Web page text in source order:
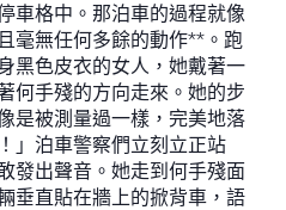
車格中。那泊車的過程就像
毫無任何多餘的動作**。跑
黑色皮衣的女人，她戴著一
何手殘的方向走來。她的步
是被測量過一樣，完美地落
」泊車警察們立刻立正站
發出聲音。她走到何手殘面
垂直貼在牆上的掀背車，語